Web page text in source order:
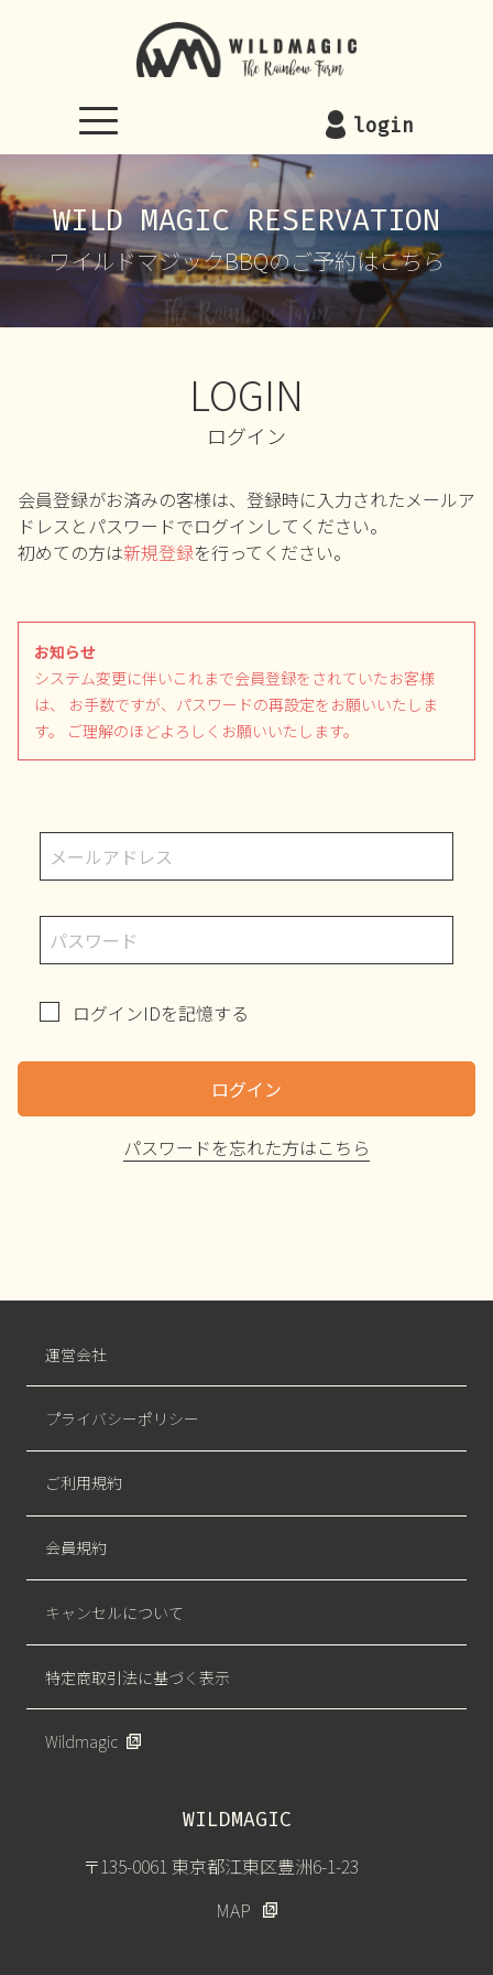
login
WILD MAGIC RESERVATION
ワイルドマジックBBQのご予約はこちら
LOGIN
ログイン
会員登録がお済みの客様は、登録時に入力されたメールア
ドレスとパスワードでログインしてください。
初めての方は新規登録を行ってください。
お知らせ
システム変更に伴いこれまで会員登録をされていたお客様
は、
お手数ですが、パスワードの再設定をお願いいたしま
す。
ご理解のほどよろしくお願いいたします。
ログインIDを記憶する
ログイン
パスワードを忘れた方はこちら
WILDMAGIC
〒135-0061 東京都江東区豊洲6-1-23
MAP
運営会社
プライバシーポリシー
ご利用規約
会員規約
キャンセルについて
特定商取引法に基づく表示
Wildmagic